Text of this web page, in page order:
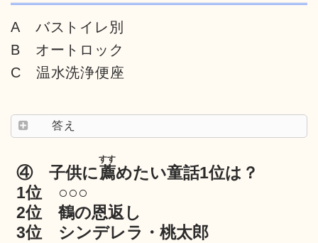
A バストイレ別
B オートロック
C 温水洗浄便座
答え
④ 子供に薦
すす
めたい童話1位は？
1位 ○○○
2位 鶴の恩返し
3位 シンデレラ・桃太郎